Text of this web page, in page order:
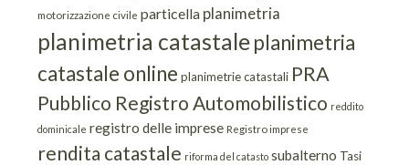
motorizzazione civile particella planimetria
planimetria catastaleplanimetria
catastale online planimetrie catastali PRA
Pubblico Registro Automobilistico reddito
dominicale registro delle imprese Registro imprese
rendita catastale riforma del catasto subalterno Tasi